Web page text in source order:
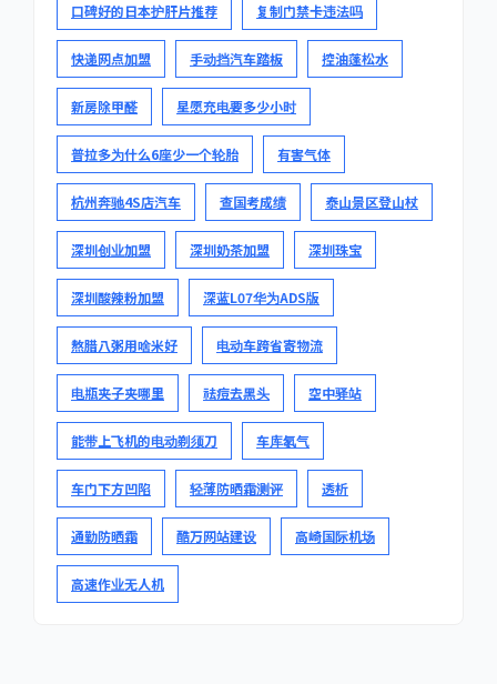
口碑好的日本护肝片推荐 复制门禁卡违法吗
快递网点加盟 手动挡汽车踏板 控油蓬松水
新房除甲醛 星愿充电要多少小时
普拉多为什么6座少一个轮胎 有害气体
杭州奔驰4S店汽车 查国考成绩 泰山景区登山杖
深圳创业加盟 深圳奶茶加盟 深圳珠宝
深圳酸辣粉加盟 深蓝L07华为ADS版
熬腊八粥用啥米好 电动车跨省寄物流
电瓶夹子夹哪里 祛痘去黑头 空中驿站
能带上飞机的电动剃须刀 车库氡气
车门下方凹陷 轻薄防晒霜测评 透析
通勤防晒霜 酷万网站建设 高崎国际机场
高速作业无人机